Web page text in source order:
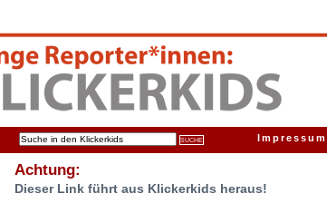
Impressum
Achtung:
Dieser Link führt aus Klickerkids heraus!